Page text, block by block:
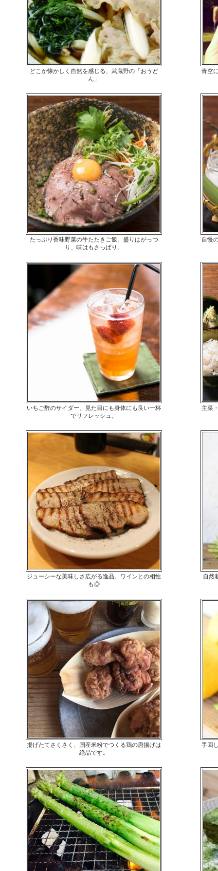
どこか懐かしく自然を感じる、武蔵野の「おうど
ん」
青空
たっぷり香味野菜の牛たたきご飯。盛りはがっつ
り、味はもさっぱり。
自慢
いちご酢のサイダー。見た目にも身体にも良い一杯
でリフレッシュ。
主菜
ジューシーな美味しさ広がる逸品。ワインとの相性
も◎
自然
揚げたてさくさく、国産米粉でつくる鶏の唐揚げは
絶品です。
手回